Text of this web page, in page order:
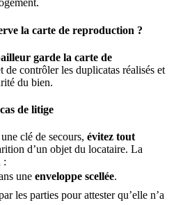
la carte de reproduction ?
garde la carte de
de contrôler les duplicatas réalisés et
du bien.
de litige
clé de secours, évitez tout
d’un objet du locataire. La
:
une enveloppe scellée.
les parties pour attester qu’elle n’a